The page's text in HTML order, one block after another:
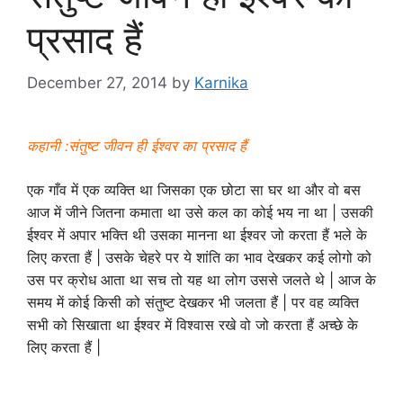
प्रसाद हैं
December 27, 2014 by Karnika
कहानी :संतुष्ट जीवन ही ईश्वर का प्रसाद हैं
एक गाँव में एक व्यक्ति था जिसका एक छोटा सा घर था और वो बस
आज में जीने जितना कमाता था उसे कल का कोई भय ना था | उसकी
ईश्वर में अपार भक्ति थी उसका मानना था ईश्वर जो करता हैं भले के
लिए करता हैं | उसके चेहरे पर ये शांति का भाव देखकर कई लोगो को
उस पर क्रोध आता था सच तो यह था लोग उससे जलते थे | आज के
समय में कोई किसी को संतुष्ट देखकर भी जलता हैं | पर वह व्यक्ति
सभी को सिखाता था ईश्वर में विश्वास रखे वो जो करता हैं अच्छे के
लिए करता हैं |